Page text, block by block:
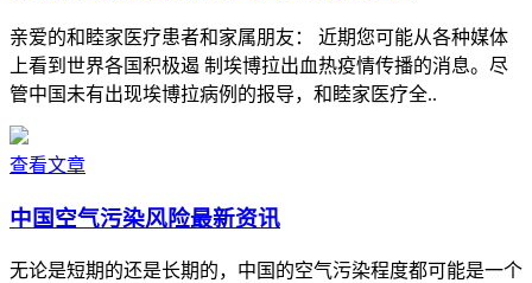
亲爱的和睦家医疗患者和家属朋友： 近期您可能从各种媒体
上看到世界各国积极遏 制埃博拉出血热疫情传播的消息。尽
管中国未有出现埃博拉病例的报导，和睦家医疗全..
查看文章
中国空气污染风险最新资讯
无论是短期的还是长期的，中国的空气污染程度都可能是一个